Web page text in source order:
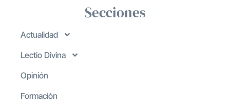
Secciones
Actualidad
Lectio Divina
Opinión
Formación